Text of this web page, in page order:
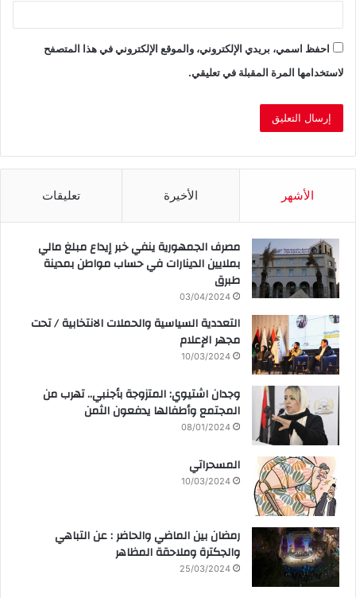
احفظ اسمي، بريدي الإلكتروني، والموقع الإلكتروني في هذا المتصفح
لاستخدامها المرة المقبلة في تعليقي.
الأشهر الأخيرة تعليقات
مصرف الجمهورية ينفي خبر إيداع مبلغ مالي
بملايين الدينارات في حساب مواطن بمدينة
طبرق
03/04/2024
التعددية السياسية والحملات الانتخابية / تحت
مجهر الإعلام
10/03/2024
وجدان اشتيوي: المتزوجة بأجنبي.. تهرب من
المجتمع وأطفالها يدفعون الثمن
08/01/2024
المسحراتي
10/03/2024
رمضان بين الماضي والحاضر : عن التباهي
والجكترة وملاحقة المظاهر
25/03/2024